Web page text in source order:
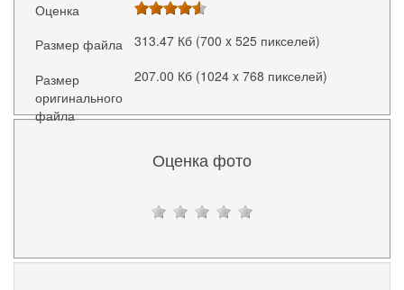
Оценка
Размер файла
313.47 Кб (700 x 525 пикселей)
Размер
оригинального
файла
207.00 Кб (1024 x 768 пикселей)
Оценка фото